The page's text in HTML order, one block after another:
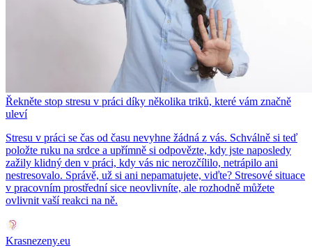
Řekněte stop stresu v práci díky několika triků, které vám značně
uleví
Stresu v práci se čas od času nevyhne žádná z vás. Schválně si teď
položte ruku na srdce a upřímně si odpovězte, kdy jste naposledy
zažily klidný den v práci, kdy vás nic nerozčílilo, netrápilo ani
nestresovalo. Správě, už si ani nepamatujete, viďte? Stresové situace
v pracovním prostřední sice neovlivníte, ale rozhodně můžete
ovlivnit vaší reakci na ně.
Krasnezeny.eu